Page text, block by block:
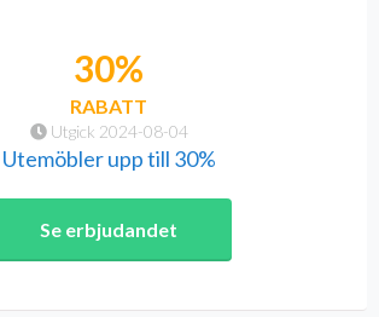
Utgick 2024-08-04
30%
RABATT
Utemöbler upp till 30%
Se erbjudandet